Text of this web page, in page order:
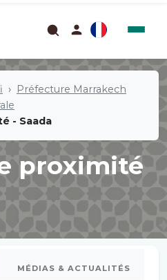
Préfecture Marrakech
- Saada
proximité
MÉDIAS & ACTUALITÉS